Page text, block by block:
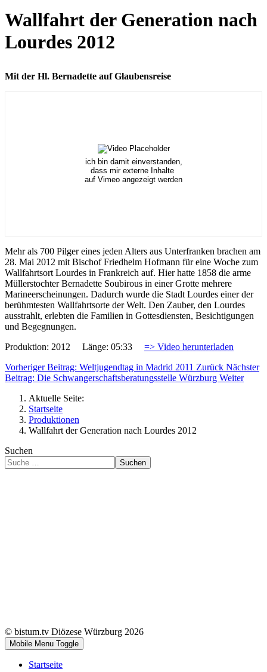
Wallfahrt der Generation nach
Lourdes 2012
Mit der Hl. Bernadette auf Glaubensreise
ich bin damit einverstanden,
dass mir externe Inhalte
auf Vimeo angezeigt werden
Mehr als 700 Pilger eines jeden Alters aus Unterfranken brachen am
28. Mai 2012 mit Bischof Friedhelm Hofmann für eine Woche zum
Wallfahrtsort Lourdes in Frankreich auf. Hier hatte 1858 die arme
Müllerstochter Bernadette Soubirous in einer Grotte mehrere
Marineerscheinungen. Dadurch wurde die Stadt Lourdes einer der
berühmtesten Wallfahrtsorte der Welt. Den Zauber, den Lourdes
ausstrahlt, erlebten die Familien in Gottesdiensten, Besichtigungen
und Begegnungen.
Produktion: 2012 Länge: 05:33 => Video herunterladen
Vorheriger Beitrag: Weltjugendtag in Madrid 2011 Zurück Nächster
Beitrag: Die Schwangerschaftsberatungsstelle Würzburg Weiter
Aktuelle Seite:
Startseite
Produktionen
Wallfahrt der Generation nach Lourdes 2012
Suchen
Suchen
© bistum.tv Diözese Würzburg 2026
Mobile Menu Toggle
Startseite